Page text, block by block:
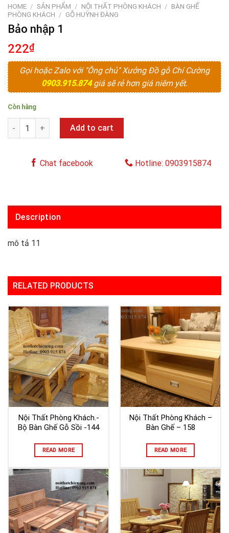
HOME / SẢN PHẨM / NỘI THẤT PHÒNG KHÁCH / BÀN GHẾ
PHÒNG KHÁCH / GỖ HUỲNH ĐÀNG
Bảo nhập 1
222₫
Gọi hoặc Zalo với "Ông chủ" Xưởng Đồ gỗ Chí Cường
0903.915.874giá sẽ rẻ hơn giá niêm yết.
Còn hàng
Bảo nhập 1 quantityAdd to cart
Chat facebook Hotline: 0903915874
Description
mô tả 11
RELATED PRODUCTS
Nội Thất Phòng Khách.-
Bộ Bàn Ghế Gỗ Sồi -144
READ MORE
Nội Thất Phòng Khách –
Bàn Ghế – 158
READ MORE